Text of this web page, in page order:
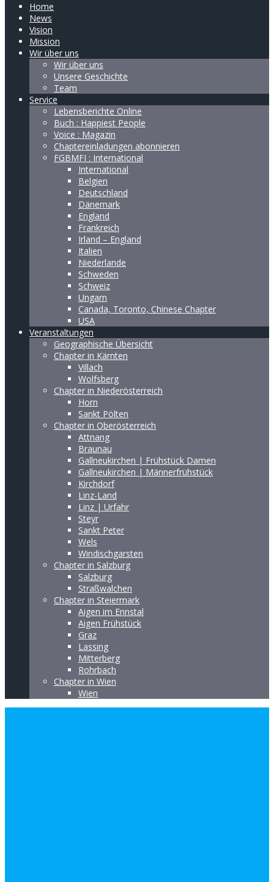
Home
News
Vision
Mission
Wir über uns
Wir über uns
Unsere Geschichte
Team
Service
Lebensberichte Online
Buch : Happiest People
Voice : Magazin
Chaptereinladungen abonnieren
FGBMFI : International
International
Belgien
Deutschland
Dänemark
England
Frankreich
Irland – England
Italien
Niederlande
Schweden
Schweiz
Ungarn
Canada, Toronto, Chinese Chapter
USA
Veranstaltungen
Geographische Übersicht
Chapter in Kärnten
Villach
Wolfsberg
Chapter in Niederösterreich
Horn
Sankt Pölten
Chapter in Oberösterreich
Attnang
Braunau
Gallneukirchen | Frühstück Damen
Gallneukirchen | Männerfrühstück
Kirchdorf
Linz-Land
Linz | Urfahr
Steyr
Sankt Peter
Wels
Windischgarsten
Chapter in Salzburg
Salzburg
Straßwalchen
Chapter in Steiermark
Aigen im Ennstal
Aigen Frühstück
Graz
Lassing
Mitterberg
Rohrbach
Chapter in Wien
Wien